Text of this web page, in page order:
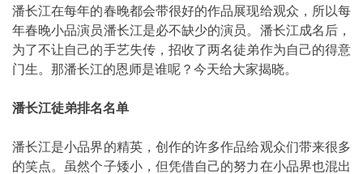
潘长江在每年的春晚都会带很好的作品展现给观众，所以每
年春晚小品演员潘长江是必不缺少的演员。潘长江成名后，
为了不让自己的手艺失传，招收了两名徒弟作为自己的得意
门生。那潘长江的恩师是谁呢？今天给大家揭晓。
潘长江徒弟排名名单
潘长江是小品界的精英，创作的许多作品给观众们带来很多
的笑点。虽然个子矮小，但凭借自己的努力在小品界也混出